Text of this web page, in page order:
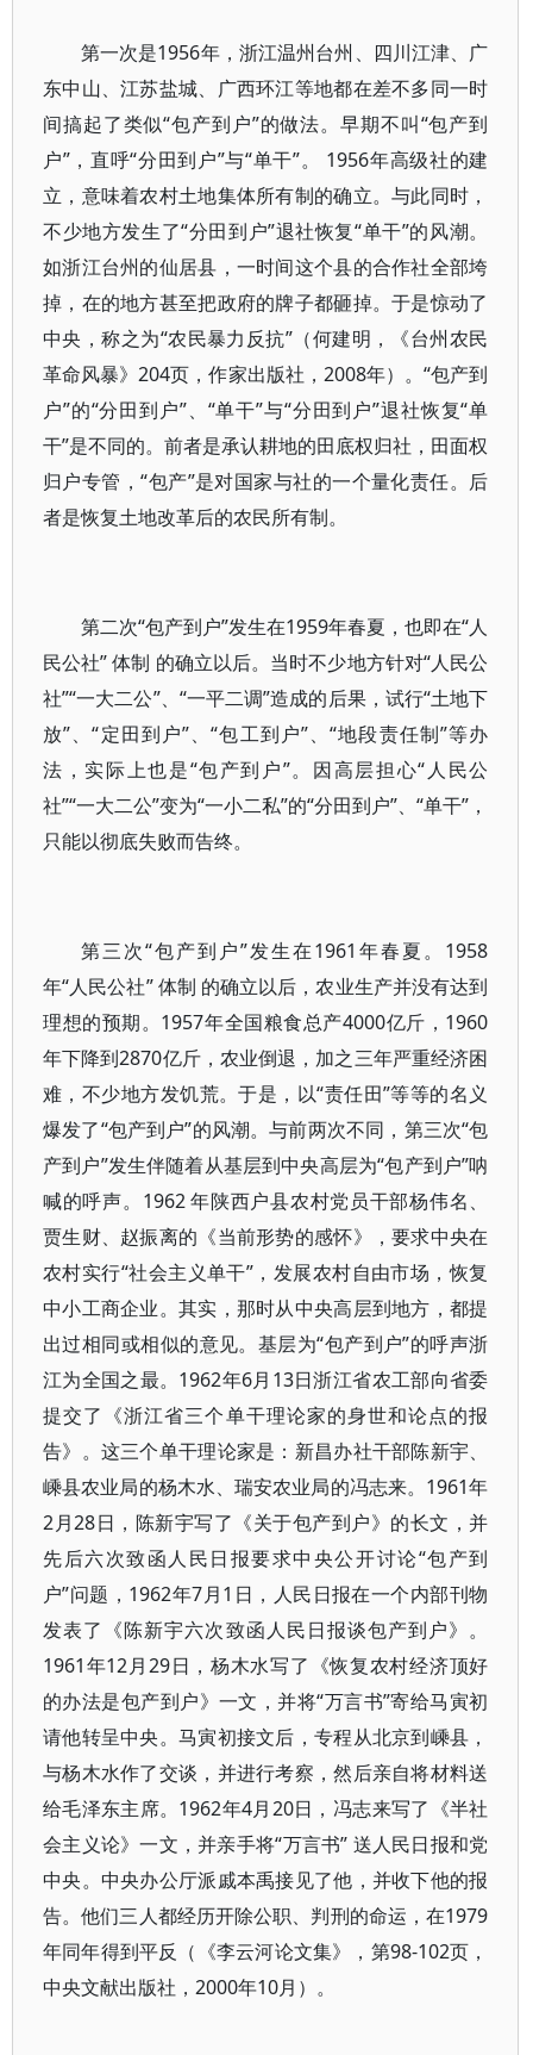
第一次是1956年，浙江温州台州、四川江津、广
东中山、江苏盐城、广西环江等地都在差不多同一时
间搞起了类似“包产到户”的做法。早期不叫“包产到
户”，直呼“分田到户”与“单干”。 1956年高级社的建
立，意味着农村土地集体所有制的确立。与此同时，
不少地方发生了“分田到户”退社恢复“单干”的风潮。
如浙江台州的仙居县，一时间这个县的合作社全部垮
掉，在的地方甚至把政府的牌子都砸掉。于是惊动了
中央，称之为“农民暴力反抗”（何建明，《台州农民
革命风暴》204页，作家出版社，2008年）。“包产到
户”的“分田到户”、“单干”与“分田到户”退社恢复“单
干”是不同的。前者是承认耕地的田底权归社，田面权
归户专管，“包产”是对国家与社的一个量化责任。后
者是恢复土地改革后的农民所有制。
第二次“包产到户”发生在1959年春夏，也即在“人
民公社” 体制 的确立以后。当时不少地方针对“人民公
社”“一大二公”、“一平二调”造成的后果，试行“土地下
放”、“定田到户”、“包工到户”、“地段责任制”等办
法，实际上也是“包产到户”。因高层担心“人民公
社”“一大二公”变为“一小二私”的“分田到户”、“单干”，
只能以彻底失败而告终。
第三次“包产到户”发生在1961年春夏。1958
年“人民公社” 体制 的确立以后，农业生产并没有达到
理想的预期。1957年全国粮食总产4000亿斤，1960
年下降到2870亿斤，农业倒退，加之三年严重经济困
难，不少地方发饥荒。于是，以“责任田”等等的名义
爆发了“包产到户”的风潮。与前两次不同，第三次“包
产到户”发生伴随着从基层到中央高层为“包产到户”呐
喊的呼声。1962 年陕西户县农村党员干部杨伟名、
贾生财、赵振离的《当前形势的感怀》，要求中央在
农村实行“社会主义单干”，发展农村自由市场，恢复
中小工商企业。其实，那时从中央高层到地方，都提
出过相同或相似的意见。基层为“包产到户”的呼声浙
江为全国之最。1962年6月13日浙江省农工部向省委
提交了《浙江省三个单干理论家的身世和论点的报
告》。这三个单干理论家是：新昌办社干部陈新宇、
嵊县农业局的杨木水、瑞安农业局的冯志来。1961年
2月28日，陈新宇写了《关于包产到户》的长文，并
先后六次致函人民日报要求中央公开讨论“包产到
户”问题，1962年7月1日，人民日报在一个内部刊物
发表了《陈新宇六次致函人民日报谈包产到户》。
1961年12月29日，杨木水写了《恢复农村经济顶好
的办法是包产到户》一文，并将“万言书”寄给马寅初
请他转呈中央。马寅初接文后，专程从北京到嵊县，
与杨木水作了交谈，并进行考察，然后亲自将材料送
给毛泽东主席。1962年4月20日，冯志来写了《半社
会主义论》一文，并亲手将“万言书” 送人民日报和党
中央。中央办公厅派戚本禹接见了他，并收下他的报
告。他们三人都经历开除公职、判刑的命运，在1979
年同年得到平反（《李云河论文集》，第98-102页，
中央文献出版社，2000年10月）。